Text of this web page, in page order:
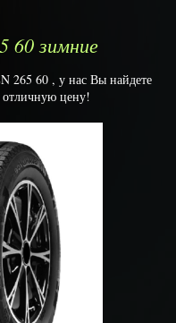
60 зимние
60 , у нас Вы найдете
отличную цену!